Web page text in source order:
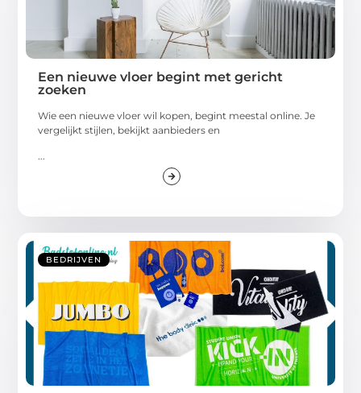
Een nieuwe vloer begint met gericht
zoeken
Wie een nieuwe vloer wil kopen, begint meestal online. Je
vergelijkt stijlen, bekijkt aanbieders en
...
BEDRIJVEN